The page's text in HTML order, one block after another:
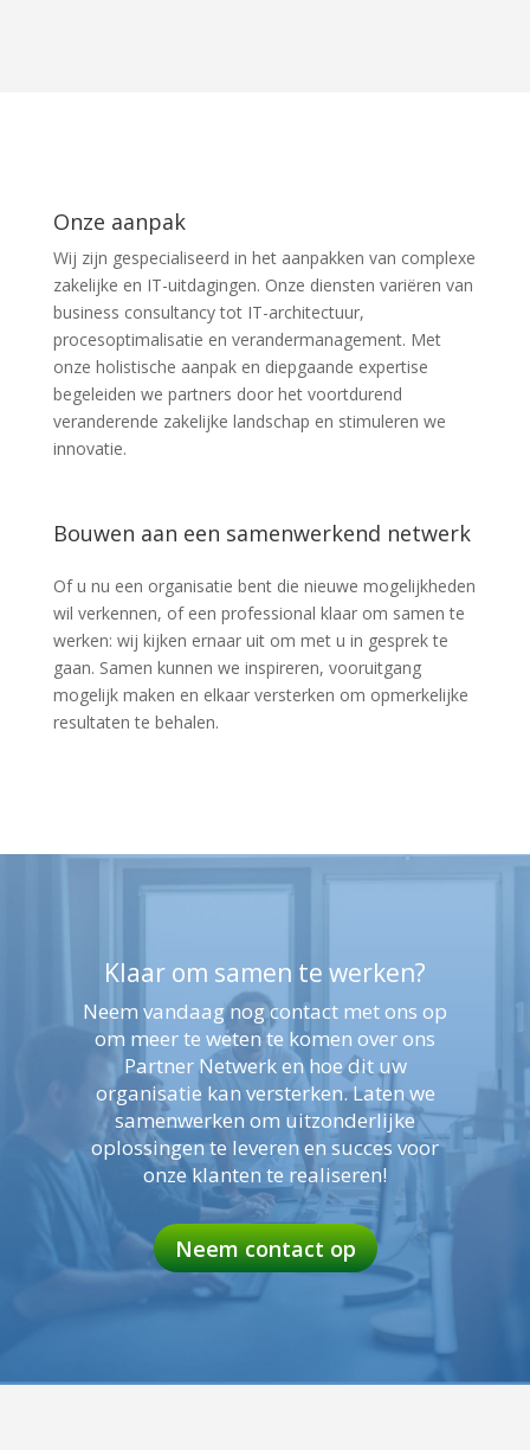
Onze aanpak
Wij zijn gespecialiseerd in het aanpakken van complexe
zakelijke en IT-uitdagingen. Onze diensten variëren van
business consultancy tot IT-architectuur,
procesoptimalisatie en verandermanagement. Met
onze holistische aanpak en diepgaande expertise
begeleiden we partners door het voortdurend
veranderende zakelijke landschap en stimuleren we
innovatie.
Bouwen aan een samenwerkend netwerk
Of u nu een organisatie bent die nieuwe mogelijkheden
wil verkennen, of een professional klaar om samen te
werken: wij kijken ernaar uit om met u in gesprek te
gaan. Samen kunnen we inspireren, vooruitgang
mogelijk maken en elkaar versterken om opmerkelijke
resultaten te behalen.
Klaar om samen te werken?
Neem vandaag nog contact met ons op
om meer te weten te komen over ons
Partner Netwerk en hoe dit uw
organisatie kan versterken. Laten we
samenwerken om uitzonderlijke
oplossingen te leveren en succes voor
onze klanten te realiseren!
Neem contact op